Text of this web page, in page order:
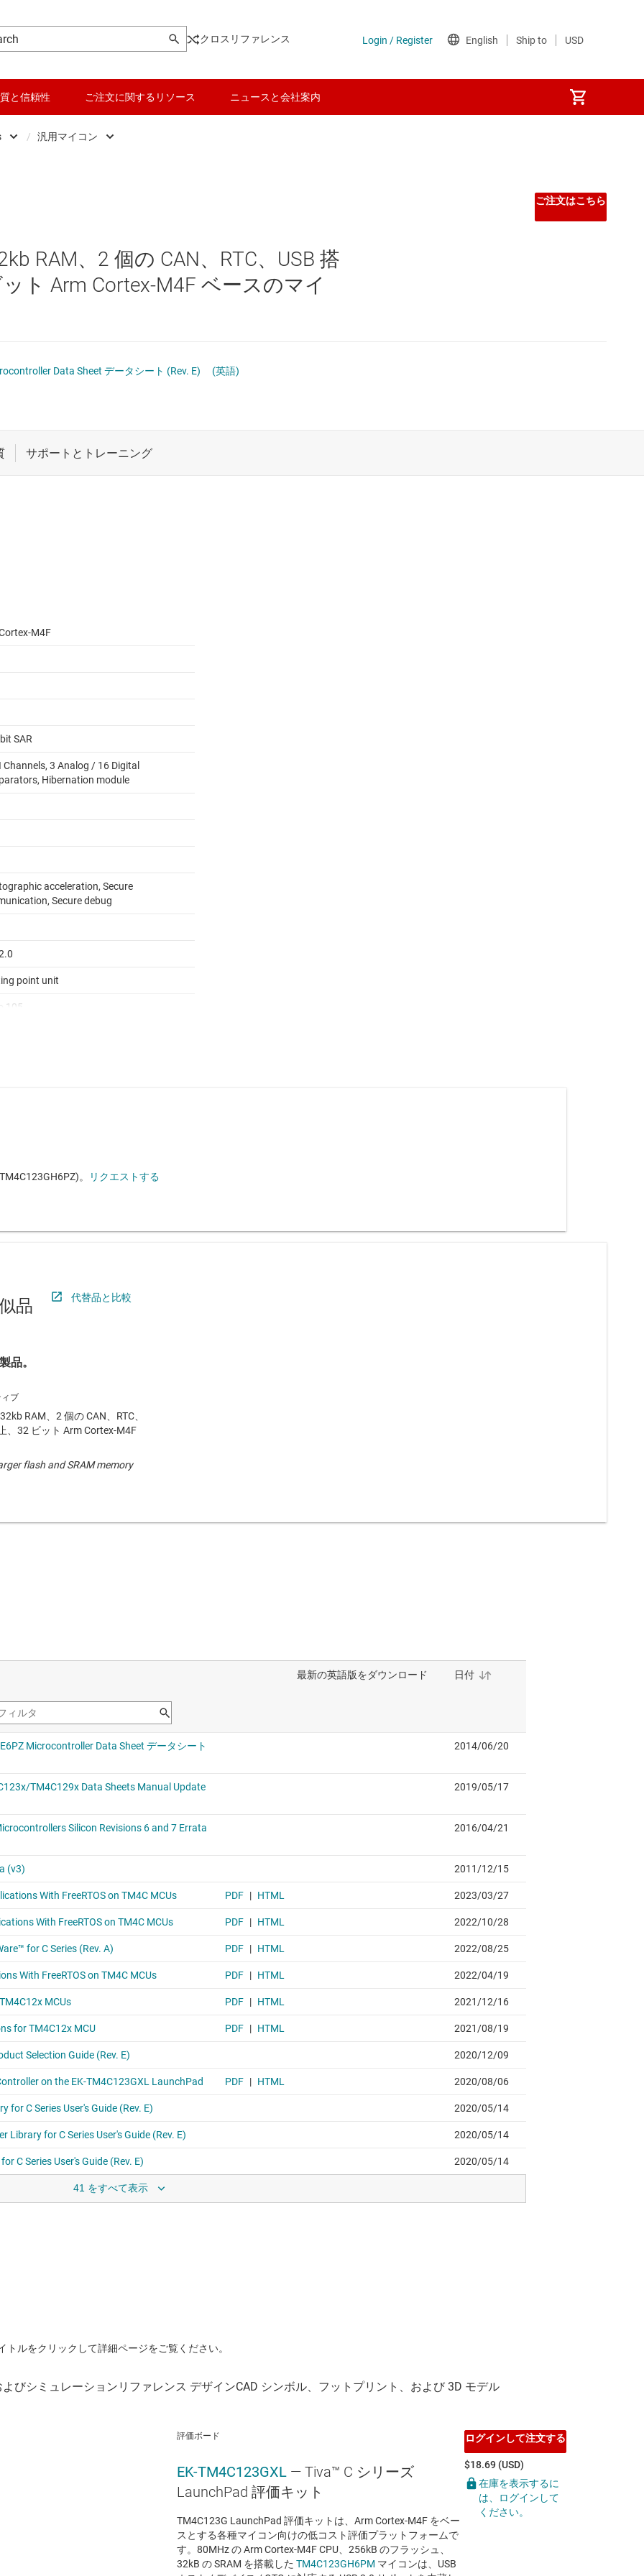
クロスリファレンス
と信頼性 ご注文に関するリソース ニュースと会社案内
ゾ
マイコン (MCU) / プロセッサ
モータ ドライバ
/ 汎用マイコン
リアルタイム モーター制御 / オートメーション マイコン
汎用マイコン
RAM、2 個の CAN、RTC、USB 搭
ト Arm Cortex-M4F ベースのマイ
ご注文はこちら
Data Sheet データシート (Rev. E) (英語)
M4F
SAR
Channels, 3 Analog / 16 Digital
Hibernation module
acceleration, Secure
Secure debug
point unit
105
。 リクエストする
品 代替品と比較
品。
RAM、2 個の CAN、RTC、
、32 ビット Arm Cortex-M4F
flash and SRAM memory
41 をすべて表示
ルをクリックして詳細ページをご覧ください。
評価ボード
EK-TM4C123GXL — Tiva™ C シリーズ
LaunchPad 評価キット
TM4C123G LaunchPad 評価キットは、Arm Cortex-M4F をベー
スとする各種マイコン向けの低コスト評価プラットフォームで
す。80MHz の Arm Cortex-M4F CPU、256kB のフラッシュ、
32kB の SRAM を搭載した TM4C123GH6PM マイコンは、USB
ログインして注文する
$18.69 (USD)
在庫を表示するに
は、ログインして
ください。